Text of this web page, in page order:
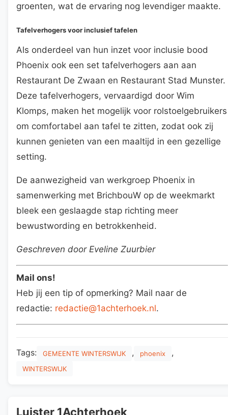
groenten, wat de ervaring nog levendiger maakte.
Tafelverhogers voor inclusief tafelen
Als onderdeel van hun inzet voor inclusie bood
Phoenix ook een set tafelverhogers aan aan
Restaurant De Zwaan en Restaurant Stad Munster.
Deze tafelverhogers, vervaardigd door Wim
Klomps, maken het mogelijk voor rolstoelgebruikers
om comfortabel aan tafel te zitten, zodat ook zij
kunnen genieten van een maaltijd in een gezellige
setting.
De aanwezigheid van werkgroep Phoenix in
samenwerking met BrichbouW op de weekmarkt
bleek een geslaagde stap richting meer
bewustwording en betrokkenheid.
Geschreven door Eveline Zuurbier
Mail ons!
Heb jij een tip of opmerking? Mail naar de
redactie: redactie@1achterhoek.nl.
Tags: GEMEENTE WINTERSWIJK , phoenix ,
WINTERSWIJK
Luister 1Achterhoek